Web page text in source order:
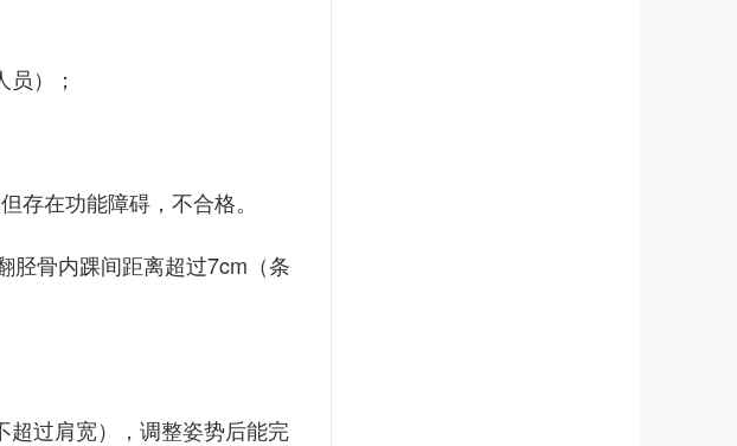
）；
存在功能障碍，不合格。
胫骨内踝间距离超过7cm（条
超过肩宽），调整姿势后能完